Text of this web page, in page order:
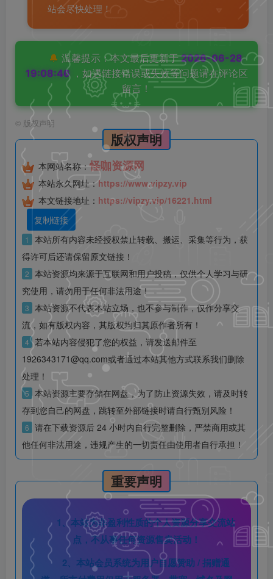
站会尽快处理！
🔔 温馨提示：本文最后更新于 2026-06-28
19:08:46 ，如遇链接错误或失效等问题请在评论区
留言！
© 版权声明
版权声明
本网站名称：怪咖资源网
本站永久网址： https://www.vipzy.vip
本文链接地址： https://vipzy.vip/16221.html
复制链接
1
本站所有内容未经授权禁止转载、搬运、采集等行为，获
得许可后还请保留原文链接！
2 本站资源均来源于互联网和用户投稿，仅供个人学习与研
究使用，请勿用于任何非法用途！
3 本站资源不代表本站立场，也不参与制作，仅作分享交
流，如有版权内容，其版权均归其原作者所有！
4 若本站内容侵犯了您的权益，请发送邮件至
1926343171@qq.com或者通过本站其他方式联系我们删除
处理！
5 本站资源主要存储在网盘，为了防止资源失效，请及时转
存到您自己的网盘，跳转至外部链接时请自行甄别风险！
6 请在下载资源后 24 小时内自行完整删除，严禁商用或其
他任何非法用途，违规产生的一切责任由使用者自行承担！
重要声明
1、本站为非盈利性质的个人资源分享交流站
点，不从事任何资源售卖活动！
2、本站会员系统为用户自愿赞助 / 捐赠通